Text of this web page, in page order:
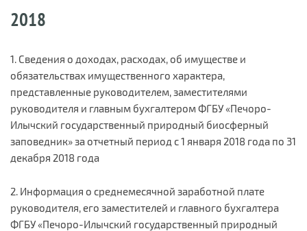
2018
1. Сведения о доходах, расходах, об имуществе и
обязательствах имущественного характера,
представленные руководителем, заместителями
руководителя и главным бухгалтером ФГБУ «Печоро-
Илычский государственный природный биосферный
заповедник» за отчетный период с 1 января 2018 года по 31
декабря 2018 года
2. Информация о среднемесячной заработной плате
руководителя, его заместителей и главного бухгалтера
ФГБУ «Печоро-Илычский государственный природный